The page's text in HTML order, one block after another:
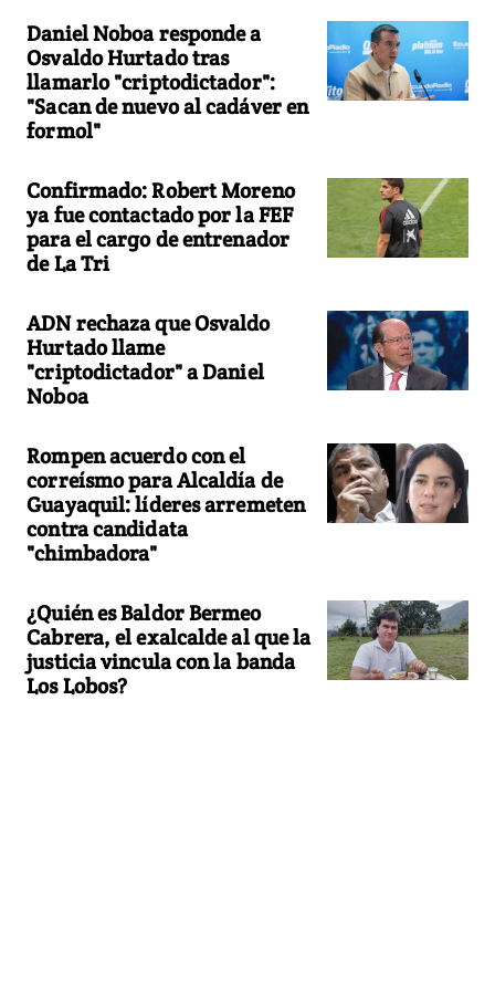
Daniel Noboa responde a
Osvaldo Hurtado tras
llamarlo "criptodictador":
"Sacan de nuevo al cadáver en
formol"
Confirmado: Robert Moreno
ya fue contactado por la FEF
para el cargo de entrenador
de La Tri
ADN rechaza que Osvaldo
Hurtado llame
"criptodictador" a Daniel
Noboa
Rompen acuerdo con el
correísmo para Alcaldía de
Guayaquil: líderes arremeten
contra candidata
"chimbadora"
¿Quién es Baldor Bermeo
Cabrera, el exalcalde al que la
justicia vincula con la banda
Los Lobos?